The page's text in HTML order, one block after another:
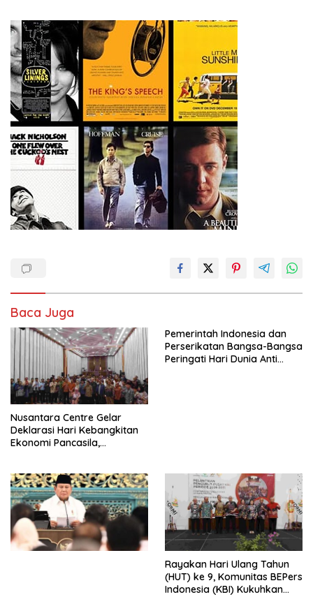
Baca Juga
Nusantara Centre Gelar
Deklarasi Hari Kebangkitan
Ekonomi Pancasila,
Penjajahan (Pergolakan
Ekonomi Politik Indonesia) &
Simposium Nasional “Urgensi
Undang-Undang
Perekonomian Nasional dan
Kesejahteraan Sosial dalam
Pemerintah Indonesia dan
Perserikatan Bangsa-Bangsa
Peringati Hari Dunia Anti
Rayakan Hari Ulang Tahun
(HUT) ke 9, Komunitas BEPers
Indonesia (KBI) Kukuhkan